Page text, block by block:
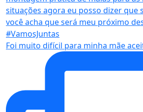
Foi muito difícil para minha mãe